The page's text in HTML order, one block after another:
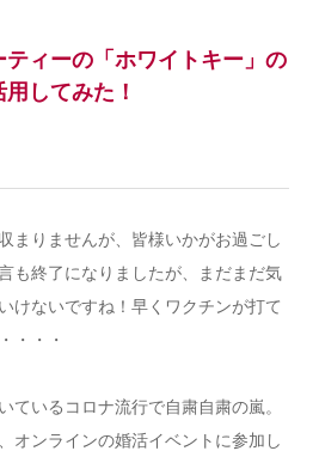
ティーの「ホワイトキー」の
してみた！
まりませんが、皆様いかがお過ごし
も終了になりましたが、まだまだ気
けないですね！早くワクチンが打て
・・・
ているコロナ流行で自粛自粛の嵐。
オンラインの婚活イベントに参加し